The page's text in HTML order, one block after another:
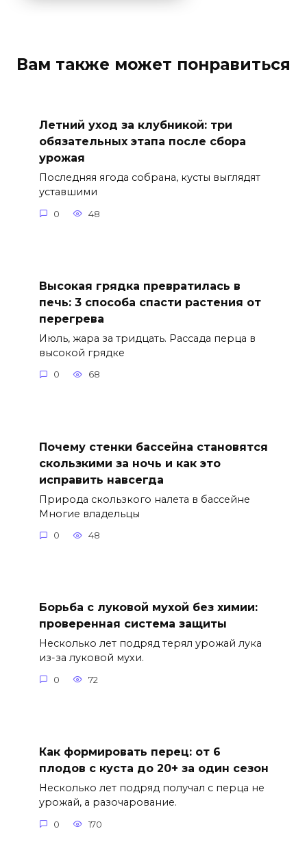
Вам также может понравиться
Летний уход за клубникой: три
обязательных этапа после сбора
урожая
Последняя ягода собрана, кусты выглядят
уставшими
0 48
Высокая грядка превратилась в
печь: 3 способа спасти растения от
перегрева
Июль, жара за тридцать. Рассада перца в
высокой грядке
0 68
Почему стенки бассейна становятся
скользкими за ночь и как это
исправить навсегда
Природа скользкого налета в бассейне
Многие владельцы
0 48
Борьба с луковой мухой без химии:
проверенная система защиты
Несколько лет подряд терял урожай лука
из-за луковой мухи.
0 72
Как формировать перец: от 6
плодов с куста до 20+ за один сезон
Несколько лет подряд получал с перца не
урожай, а разочарование.
0 170